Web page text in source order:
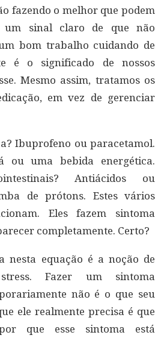
fazendo o melhor que podem
sinal claro de que não
bom trabalho cuidando de
é o significado de nossos
Mesmo assim, tratamos os
em vez de gerenciar
Ibuprofeno ou paracetamol.
ou uma bebida energética.
Antiácidos ou
de prótons. Estes vários
Eles fazem sintoma
completamente. Certo?
nesta equação é a noção de
Fazer um sintoma
não é o que seu
ele realmente precisa é que
que esse sintoma está